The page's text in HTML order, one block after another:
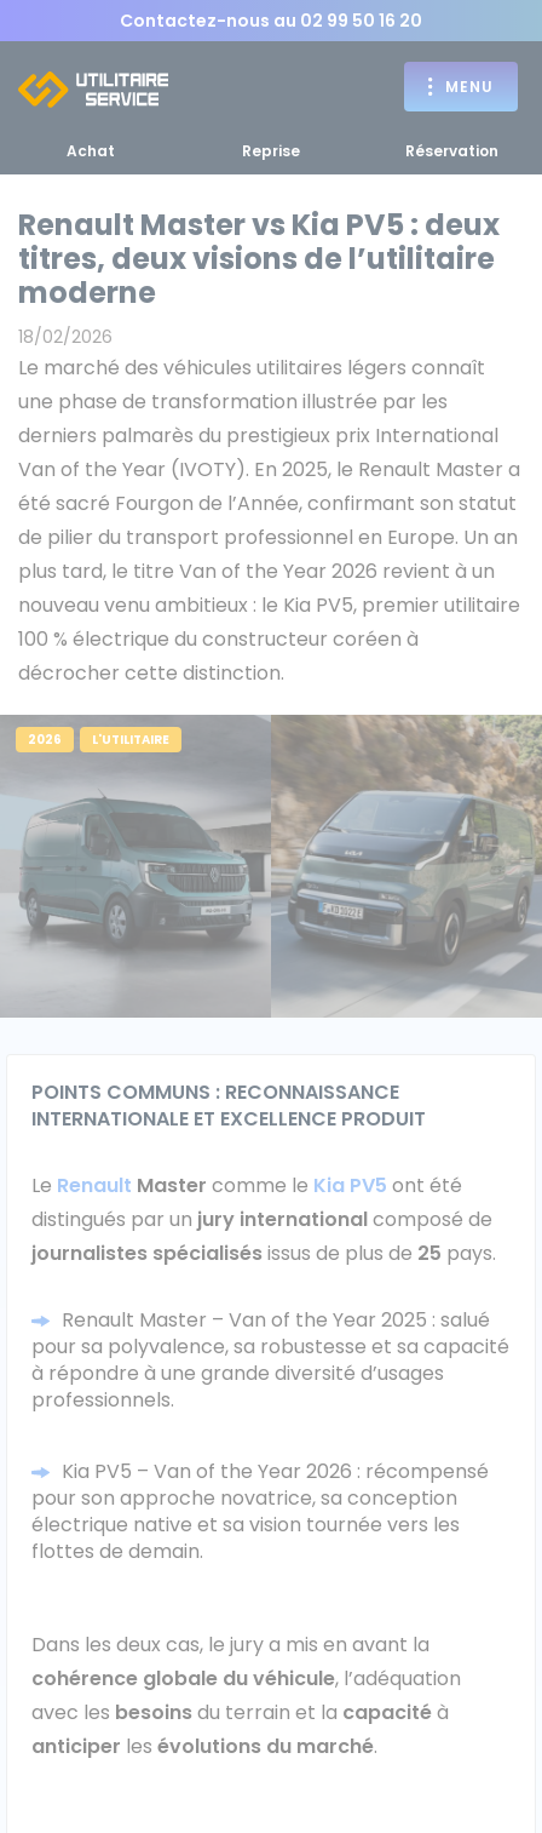
Contactez-nous au 02 99 50 16 20
MENU
MENU
Achat
Fourgons Camionnettes
Bennes, plateaux
spécifiques
Caisses grands volumes
Voitures de société et Pick-
up
MARQUES
Citroën
Fiat
Ford
Isuzu
Iveco
Maxus
Nissan
Renault
Volkswagen
Véhicules 0 km
Tous les véhicules
RETOUR MENU
Achat Reprise Réservation
Renault Master vs Kia PV5 : deux
titres, deux visions de l’utilitaire
moderne
18/02/2026
Le marché des véhicules utilitaires légers connaît
une phase de transformation illustrée par les
derniers palmarès du prestigieux prix International
Van of the Year (IVOTY). En 2025, le Renault Master a
été sacré Fourgon de l’Année, confirmant son statut
de pilier du transport professionnel en Europe. Un an
plus tard, le titre Van of the Year 2026 revient à un
nouveau venu ambitieux : le Kia PV5, premier utilitaire
100 % électrique du constructeur coréen à
décrocher cette distinction.
2026 L'UTILITAIRE
POINTS COMMUNS : RECONNAISSANCE
INTERNATIONALE ET EXCELLENCE PRODUIT
Le Renault Master comme le Kia PV5 ont été
distingués par un jury internationalcomposé de
journalistes spécialisésissus de plus de 25 pays.
Renault Master – Van of the Year 2025 : salué
pour sa polyvalence, sa robustesse et sa capacité
à répondre à une grande diversité d’usages
professionnels.
Kia PV5 – Van of the Year 2026 : récompensé
pour son approche novatrice, sa conception
électrique native et sa vision tournée vers les
flottes de demain.
Dans les deux cas, le jury a mis en avant la
cohérence globale du véhicule, l’adéquation
avec les besoinsdu terrain et la capacitéà
anticiper les évolutions du marché.